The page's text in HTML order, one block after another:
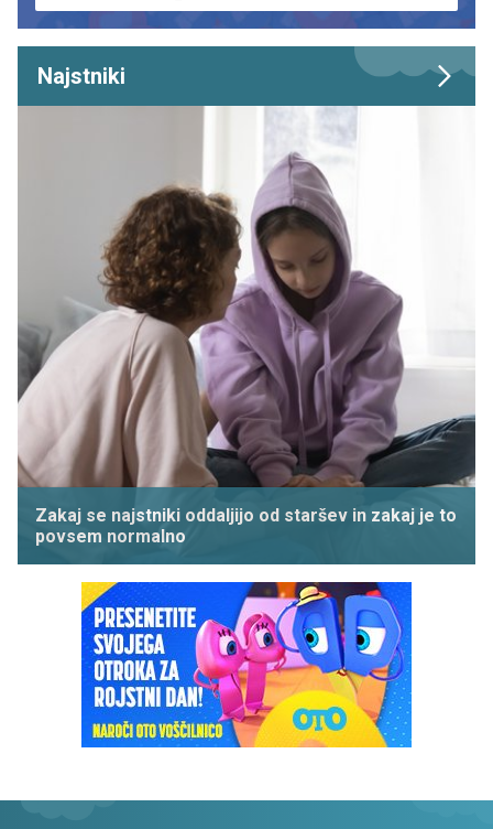
Najstniki
Zakaj se najstniki oddaljijo od staršev in zakaj je to
povsem normalno